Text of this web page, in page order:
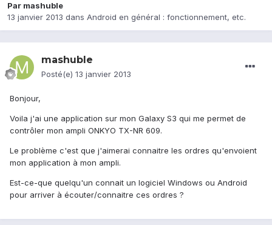
Par mashuble
13 janvier 2013 dans Android en général : fonctionnement, etc.
mashuble
Posté(e) 13 janvier 2013
Bonjour,
Voila j'ai une application sur mon Galaxy S3 qui me permet de
contrôler mon ampli ONKYO TX-NR 609.
Le problème c'est que j'aimerai connaitre les ordres qu'envoient
mon application à mon ampli.
Est-ce-que quelqu'un connait un logiciel Windows ou Android
pour arriver à écouter/connaitre ces ordres ?